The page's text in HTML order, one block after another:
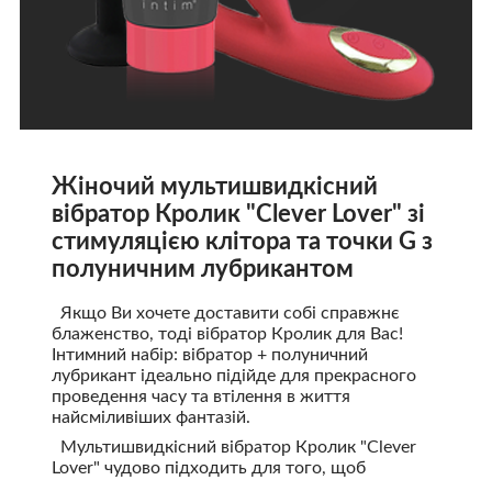
Жіночий мультишвидкісний
вібратор Кролик "Clever Lover" зі
стимуляцією клітора та точки G з
полуничним лубрикантом
Якщо Ви хочете доставити собі справжнє
блаженство, тоді вібратор Кролик для Вас!
Інтимний набір: вібратор + полуничний
лубрикант ідеально підійде для прекрасного
проведення часу та втілення в життя
найсміливіших фантазій.
Мультишвидкісний вібратор Кролик "Clever
Lover" чудово підходить для того, щоб